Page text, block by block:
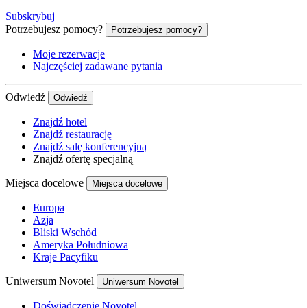
Subskrybuj
Potrzebujesz pomocy?
Potrzebujesz pomocy?
Moje rezerwacje
Najczęściej zadawane pytania
Odwiedź Odwiedź
Znajdź hotel
Znajdź restaurację
Znajdź salę konferencyjną
Znajdź ofertę specjalną
Miejsca docelowe Miejsca docelowe
Europa
Azja
Bliski Wschód
Ameryka Południowa
Kraje Pacyfiku
Uniwersum Novotel Uniwersum Novotel